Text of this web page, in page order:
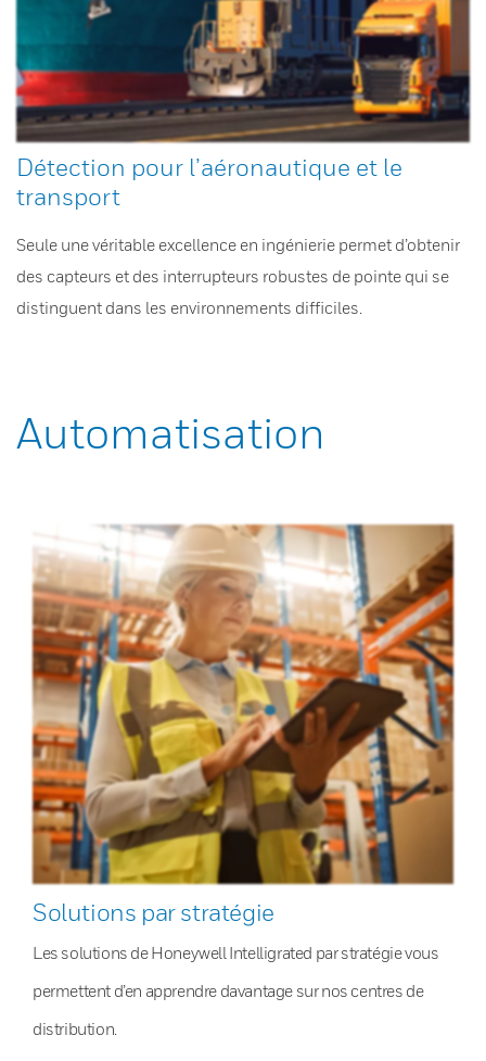
Détection pour l’aéronautique et le
transport
Seule une véritable excellence en ingénierie permet d’obtenir
des capteurs et des interrupteurs robustes de pointe qui se
distinguent dans les environnements difficiles.
Automatisation
Solutions par stratégie
Les solutions de Honeywell Intelligrated par stratégie vous
permettent d’en apprendre davantage sur nos centres de
distribution.